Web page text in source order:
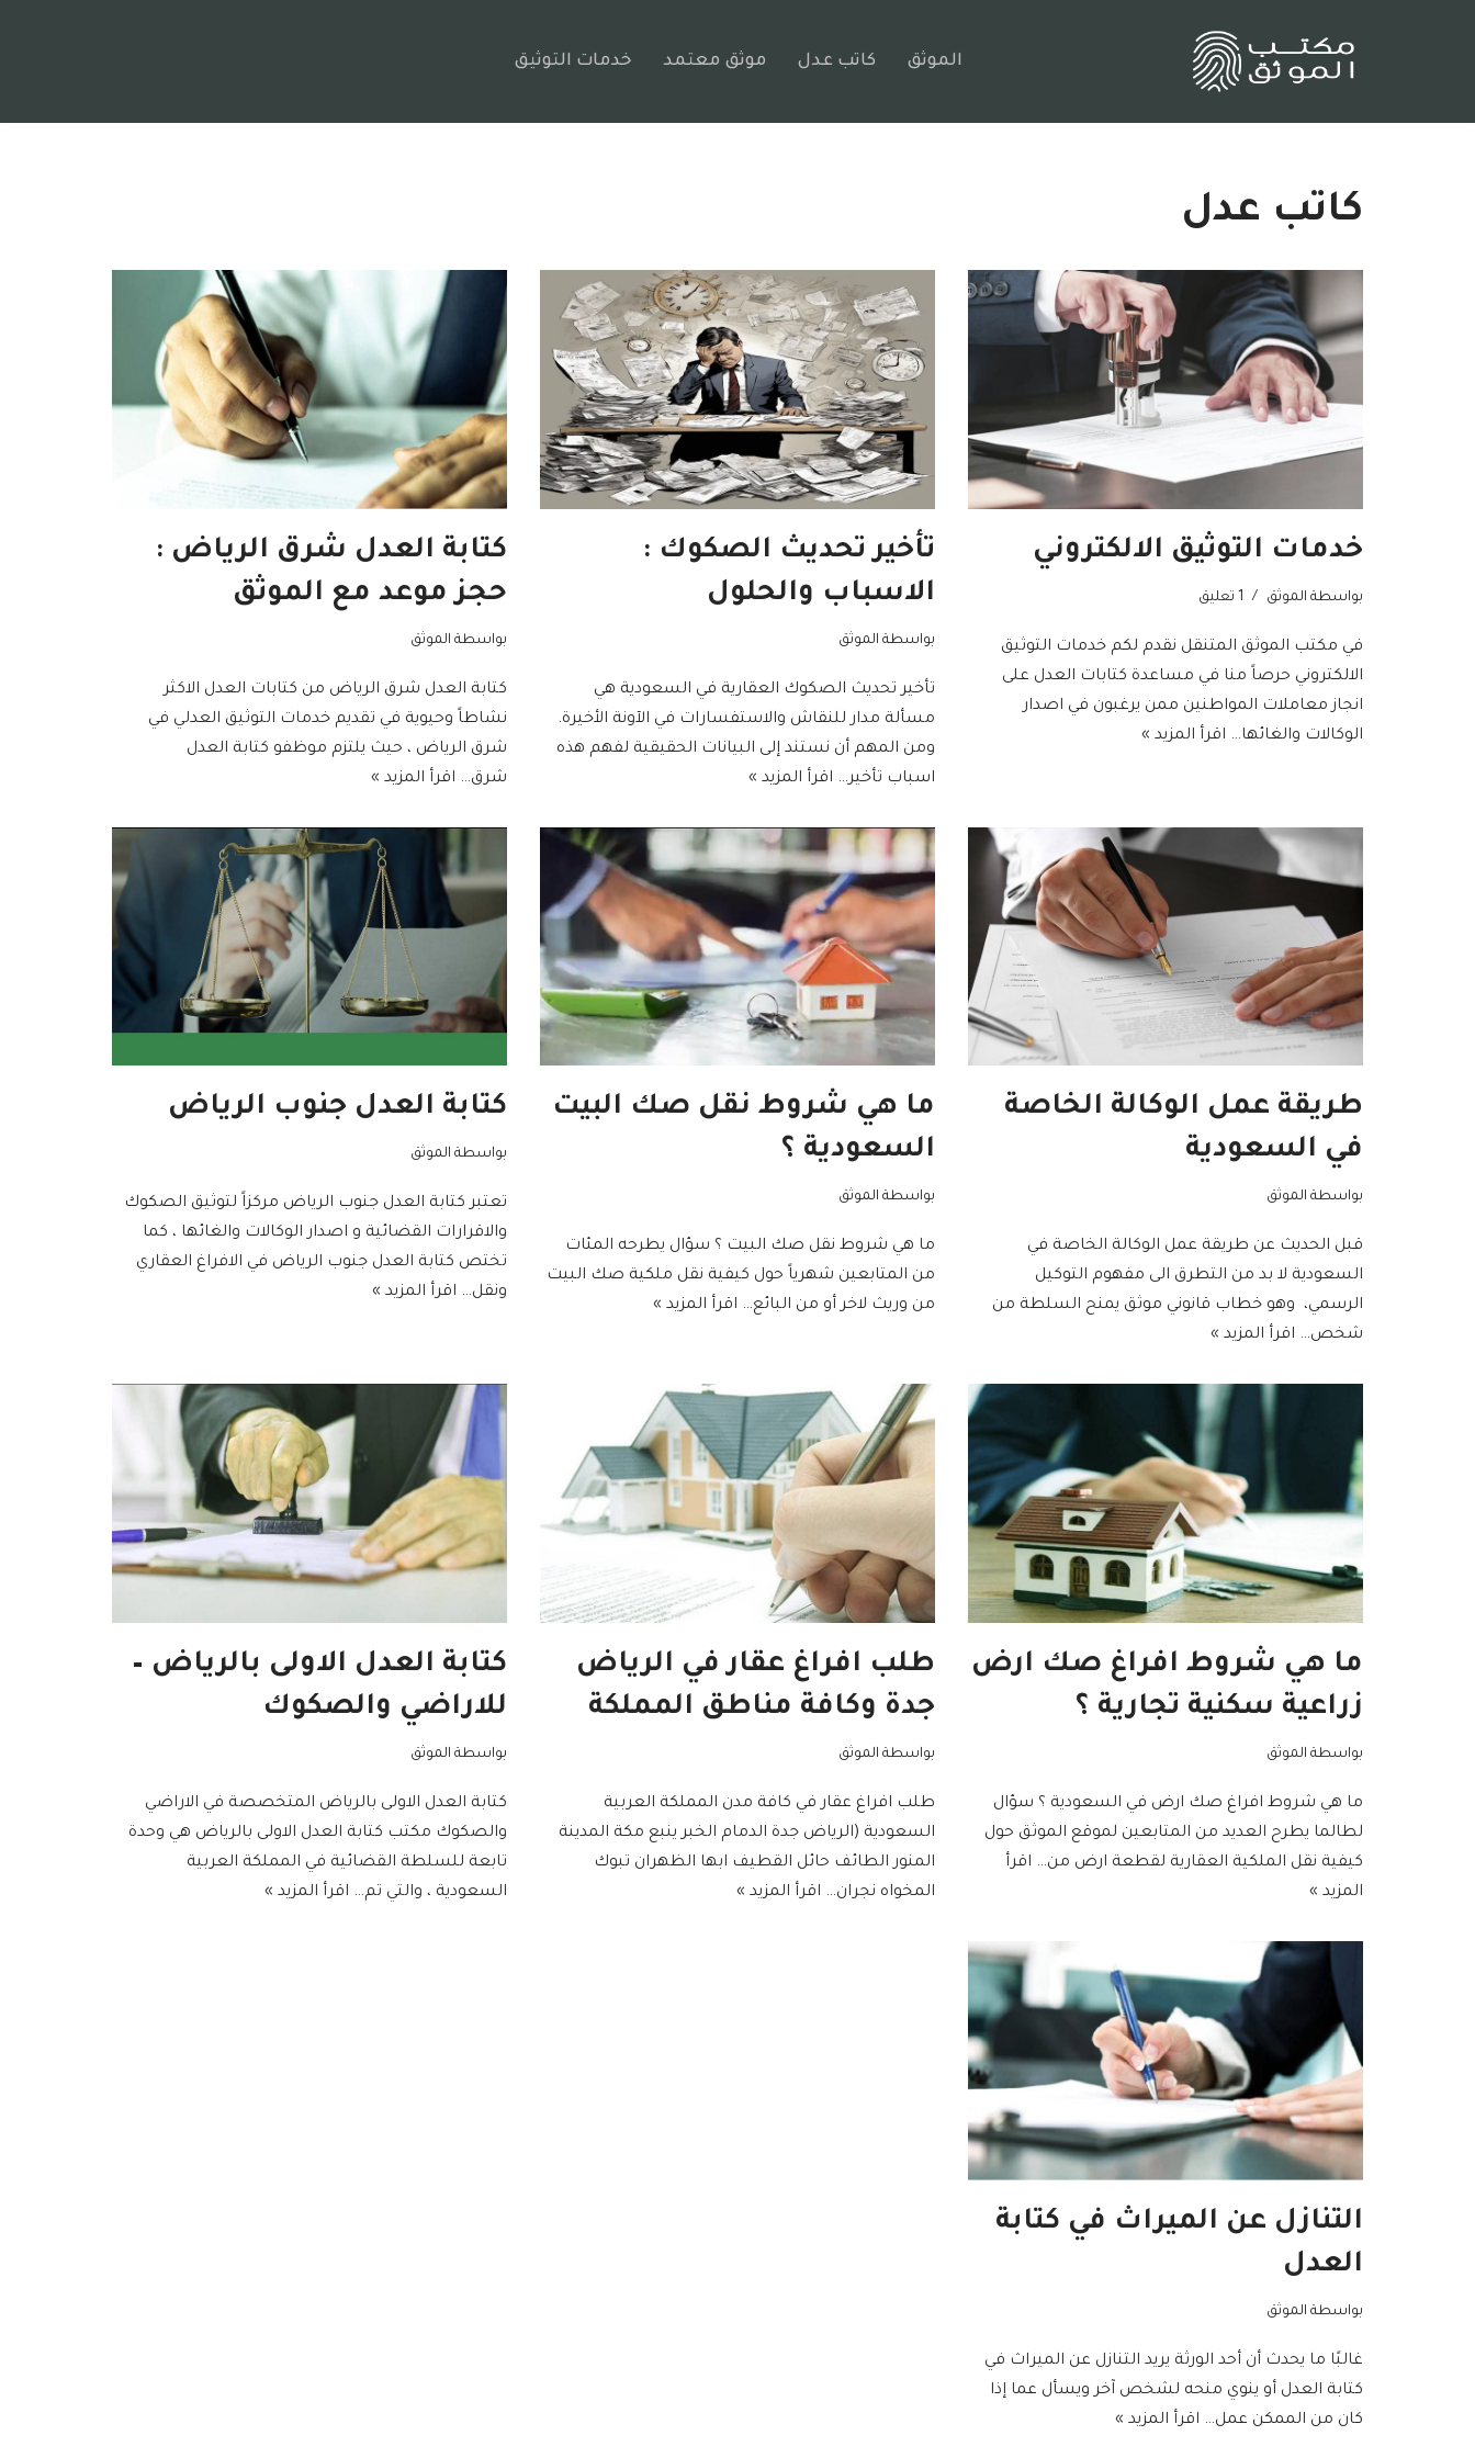
المحتوى
الموثق كاتب عدل موثق معتمد خدمات التوثيق
كاتب عدل
خدمات التوثيق الالكتروني
بواسطة الموثق 1 تعليق
في مكتب الموثق المتنقل نقدم لكم خدمات التوثيق
الالكتروني حرصاً منا في مساعدة كتابات العدل على
انجاز معاملات المواطنين ممن يرغبون في اصدار
الوكالات والغائها… اقرأ المزيد »
تأخير تحديث الصكوك :
الاسباب والحلول
بواسطة الموثق
تأخير تحديث الصكوك العقارية في السعودية هي
مسألة مدار للنقاش والاستفسارات في الآونة الأخيرة.
ومن المهم أن نستند إلى البيانات الحقيقية لفهم هذه
اسباب تأخير… اقرأ المزيد »
كتابة العدل شرق الرياض :
حجز موعد مع الموثق
بواسطة الموثق
كتابة العدل شرق الرياض من كتابات العدل الاكثر
نشاطاً وحيوية في تقديم خدمات التوثيق العدلي في
شرق الرياض ، حيث يلتزم موظفو كتابة العدل
شرق… اقرأ المزيد »
طريقة عمل الوكالة الخاصة
في السعودية
بواسطة الموثق
قبل الحديث عن طريقة عمل الوكالة الخاصة في
السعودية لا بد من التطرق الى مفهوم التوكيل
الرسمي، وهو خطاب قانوني موثق يمنح السلطة من
شخص… اقرأ المزيد »
ما هي شروط نقل صك البيت
السعودية ؟
بواسطة الموثق
ما هي شروط نقل صك البيت ؟ سؤال يطرحه المئات
من المتابعين شهرياً حول كيفية نقل ملكية صك البيت
من وريث لاخر أو من البائع… اقرأ المزيد »
كتابة العدل جنوب الرياض
بواسطة الموثق
تعتبر كتابة العدل جنوب الرياض مركزاً لتوثيق الصكوك
والاقرارات القضائية و اصدار الوكالات والغائها ، كما
تختص كتابة العدل جنوب الرياض في الافراغ العقاري
ونقل… اقرأ المزيد »
ما هي شروط افراغ صك ارض
زراعية سكنية تجارية ؟
بواسطة الموثق
ما هي شروط افراغ صك ارض في السعودية ؟ سؤال
لطالما يطرح العديد من المتابعين لموقع الموثق حول
كيفية نقل الملكية العقارية لقطعة ارض من… اقرأ
المزيد »
طلب افراغ عقار في الرياض
جدة وكافة مناطق المملكة
بواسطة الموثق
طلب افراغ عقار في كافة مدن المملكة العربية
السعودية (الرياض جدة الدمام الخبر ينبع مكة المدينة
المنور الطائف حائل القطيف ابها الظهران تبوك
المخواه نجران… اقرأ المزيد »
كتابة العدل الاولى بالرياض –
للاراضي والصكوك
بواسطة الموثق
كتابة العدل الاولى بالرياض المتخصصة في الاراضي
والصكوك مكتب كتابة العدل الاولى بالرياض هي وحدة
تابعة للسلطة القضائية في المملكة العربية
السعودية ، والتي تم… اقرأ المزيد »
التنازل عن الميراث في كتابة
العدل
بواسطة الموثق
غالبًا ما يحدث أن أحد الورثة يريد التنازل عن الميراث في
كتابة العدل أو ينوي منحه لشخص آخر ويسأل عما إذا
كان من الممكن عمل… اقرأ المزيد »